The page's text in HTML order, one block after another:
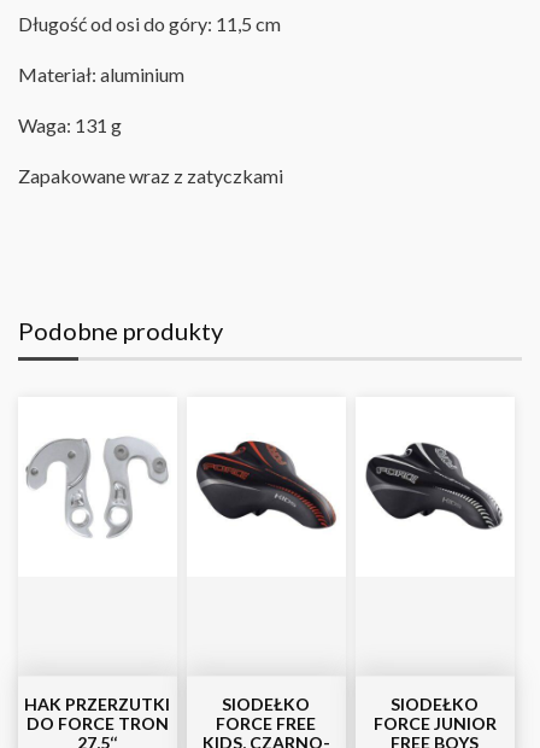
Długość od osi do góry: 11,5 cm
Materiał: aluminium
Waga: 131 g
Zapakowane wraz z zatyczkami
Podobne produkty
HAK PRZERZUTKI
DO FORCE TRON
27,5‘‘
SIODEŁKO
FORCE FREE
KIDS, CZARNO-
SIODEŁKO
FORCE JUNIOR
FREE BOYS